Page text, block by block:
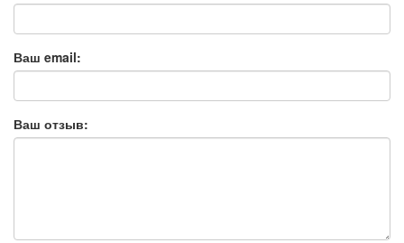
Ваш email:
Ваш отзыв: